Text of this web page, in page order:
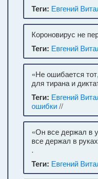
Теги: Евгений
Короновирус не
Теги: Евгений
«Не ошибается
для тирана и
Теги: Евгений
ошибки//
«Он все держал в
все держал в
.
Теги: Евгений